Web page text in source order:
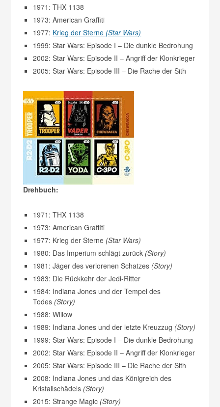
1971: THX 1138
1973: American Graffiti
1977: Krieg der Sterne (Star Wars)
1999: Star Wars: Episode I – Die dunkle Bedrohung
2002: Star Wars: Episode II – Angriff der Klonkrieger
2005: Star Wars: Episode III – Die Rache der Sith
Drehbuch:
1971: THX 1138
1973: American Graffiti
1977: Krieg der Sterne (Star Wars)
1980: Das Imperium schlägt zurück (Story)
1981: Jäger des verlorenen Schatzes (Story)
1983: Die Rückkehr der Jedi-Ritter
1984: Indiana Jones und der Tempel des
Todes (Story)
1988: Willow
1989: Indiana Jones und der letzte Kreuzzug (Story)
1999: Star Wars: Episode I – Die dunkle Bedrohung
2002: Star Wars: Episode II – Angriff der Klonkrieger
2005: Star Wars: Episode III – Die Rache der Sith
2008: Indiana Jones und das Königreich des
Kristallschädels (Story)
2015: Strange Magic (Story)